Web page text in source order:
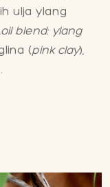
ulja ylang
blend: ylang
(pink clay),